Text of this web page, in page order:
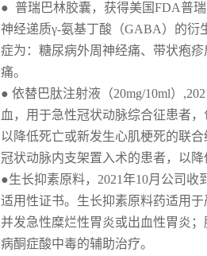
● 普瑞巴林胶囊，获得美国FDA普
神经递质γ-氨基丁酸（GABA）的衍
症为：糖尿病外周神经痛、带状疱
痛。
● 依替巴肽注射液（20mg/10ml）
血，用于急性冠状动脉综合征患者
以降低死亡或新发生心肌梗死的联
冠状动脉内支架置入术的患者，以
●生长抑素原料，2021年10月公司
适用性证书。生长抑素原料药适用
并发急性糜烂性胃炎或出血性胃炎
病酮症酸中毒的辅助治疗。